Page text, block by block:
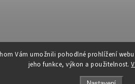
Vám umožnili pohodlné prohlížení
jeho funkce, výkon a použitelnost.